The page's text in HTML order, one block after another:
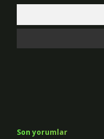
Son yorumlar